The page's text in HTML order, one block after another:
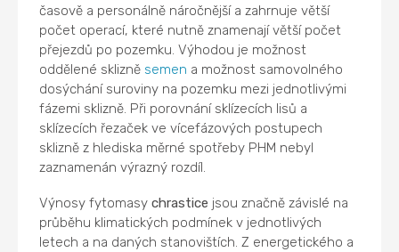
časově a personálně náročnější a zahrnuje větší
počet operací, které nutně znamenají větší počet
přejezdů po pozemku. Výhodou je možnost
oddělené sklizně semen a možnost samovolného
dosýchání suroviny na pozemku mezi jednotlivými
fázemi sklizně. Při porovnání sklízecích lisů a
sklízecích řezaček ve vícefázových postupech
sklizně z hlediska měrné spotřeby PHM nebyl
zaznamenán výrazný rozdíl.
Výnosy fytomasychrastice jsou značně závislé na
průběhu klimatických podmínek v jednotlivých
letech a na daných stanovištích. Z energetického a